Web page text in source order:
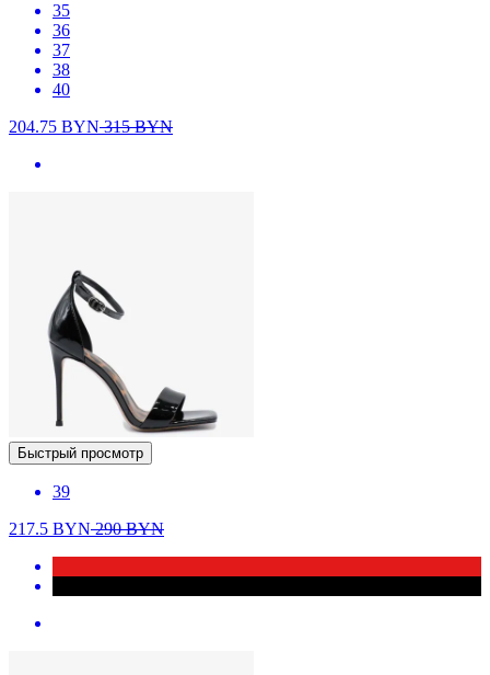
35
36
37
38
40
204.75 BYN315BYN
Быстрый просмотр
39
217.5 BYN290BYN